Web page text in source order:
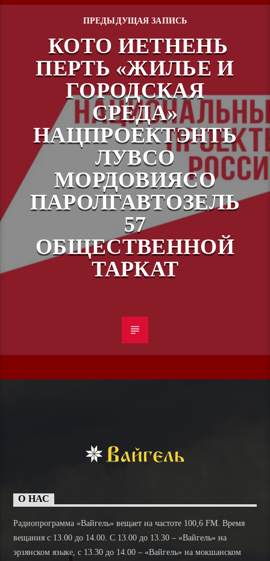
ПРЕДЫДУЩАЯ ЗАПИСЬ
КОТО ИЕТНЕНЬ
ПЕРТЬ «ЖИЛЬЕ И
ГОРОДСКАЯ
СРЕДА»
НАЦПРОЕКТЭНТЬ
ЛУВСО
МОРДОВИЯСО
ПАРОЛГАВТОЗЕЛЬ
57
ОБЩЕСТВЕННОЙ
ТАРКАТ
О НАС
Радиопрограмма «Вайгель» вещает на частоте 100,6 FM. Время
вещания с 13.00 до 14.00. C 13.00 до 13.30 – «Вайгель» на
эрзянском языке, с 13.30 до 14.00 – «Вайгель» на мокшанском